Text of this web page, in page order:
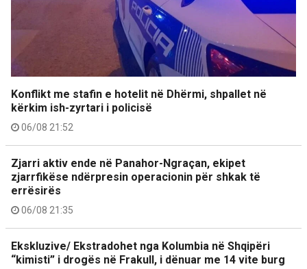
Konflikt me stafin e hotelit në Dhërmi, shpallet në
kërkim ish-zyrtari i policisë
06/08 21:52
Zjarri aktiv ende në Panahor-Ngraçan, ekipet
zjarrfikëse ndërpresin operacionin për shkak të
errësirës
06/08 21:35
Ekskluzive/ Ekstradohet nga Kolumbia në Shqipëri
“kimisti” i drogës në Frakull, i dënuar me 14 vite burg